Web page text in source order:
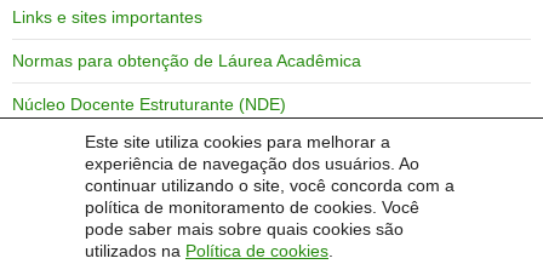
Este site utiliza cookies para melhorar a
experiência de navegação dos usuários. Ao
continuar utilizando o site, você concorda com a
política de monitoramento de cookies. Você
pode saber mais sobre quais cookies são
utilizados na Política de cookies
Links e sites importantes
Normas para obtenção de Láurea Acadêmica
Núcleo Docente Estruturante (NDE)
Objetivos do Curso
Perfil do Egresso